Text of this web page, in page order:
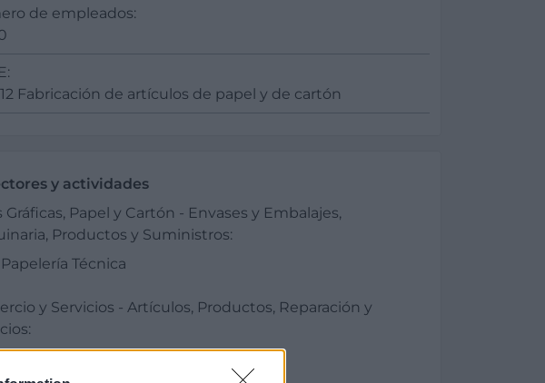
de empleados:
Fabricación de artículos de papel y de cartón
y actividades
Gráficas, Papel y Cartón - Envases y Embalajes,
Productos y Suministros:
Papelería Técnica
y Servicios - Artículos, Productos, Reparación y